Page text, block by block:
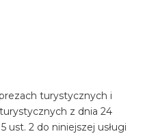
turystycznych i
z dnia 24
ust. 2 do niniejszej usługi